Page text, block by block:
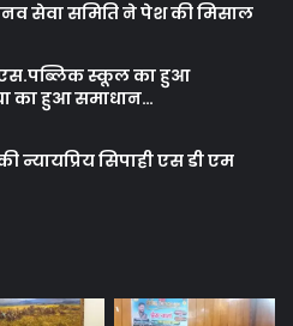
सेवा समिति ने पेश की मिसाल
स्कूल का हुआ
का हुआ समाधान…
न्यायप्रिय सिपाही एस डी एम